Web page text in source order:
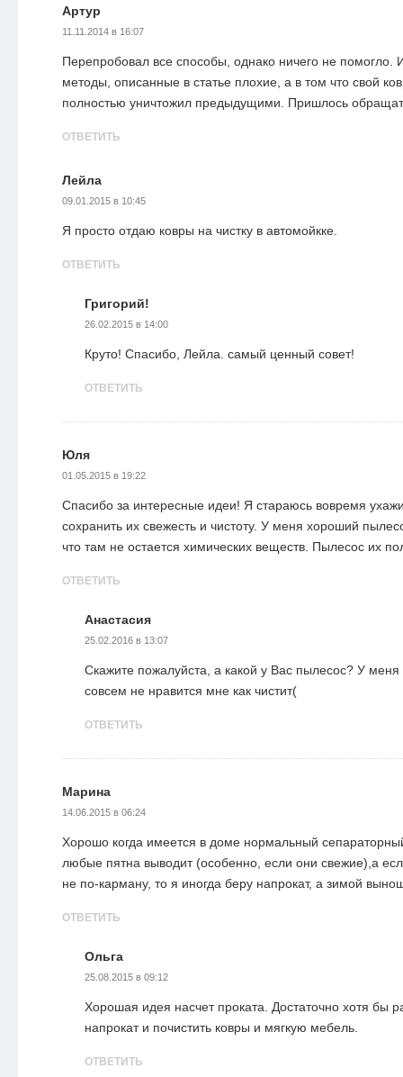
Артур
11.11.2014 в 16:07
Перепробовал все способы, однако ничего не помогло.
методы, описанные в статье плохие, а в том что свой
полностью уничтожил предыдущими. Пришлось
ОТВЕТИТЬ
Лейла
09.01.2015 в 10:45
Я просто отдаю ковры на чистку в автомойкке.
ОТВЕТИТЬ
Григорий!
26.02.2015 в 14:00
Круто! Спасибо, Лейла. самый ценный совет!
ОТВЕТИТЬ
Юля
01.05.2015 в 19:22
Спасибо за интересные идеи! Я стараюсь вовремя
сохранить их свежесть и чистоту. У меня хороший
что там не остается химических веществ. Пылесос их
ОТВЕТИТЬ
Анастасия
25.02.2016 в 13:07
Скажите пожалуйста, а какой у Вас пылесос? У
совсем не нравится мне как чистит(
ОТВЕТИТЬ
Марина
14.06.2015 в 06:24
Хорошо когда имеется в доме нормальный
любые пятна выводит (особенно, если они свежие),а
не по-карману, то я иногда беру напрокат, а зимой
ОТВЕТИТЬ
Ольга
25.08.2015 в 09:12
Хорошая идея насчет проката. Достаточно хотя бы
напрокат и почистить ковры и мягкую мебель.
ОТВЕТИТЬ